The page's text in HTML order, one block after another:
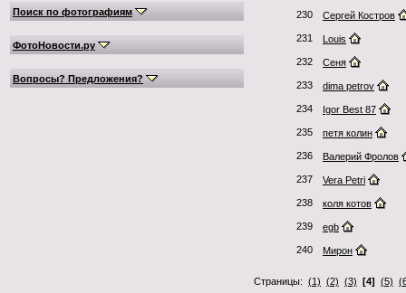
Поиск по фотографиям
ФотоНовости.ру
Вопросы? Предложения?
230 Сергей Костров
231 Louis
232 Сеня
233 dima petrov
234 Igor Best 87
235 петя колин
236 Валерий Фролов
237 Vera Petri
238 коля котов
239 egb
240 Мирон
Страницы: (1) (2) (3) [4] (5)